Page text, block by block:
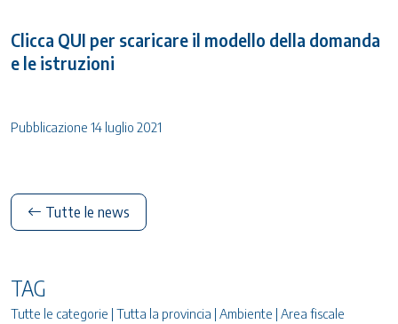
Clicca QUI per scaricare il modello della domanda
e le istruzioni
Pubblicazione 14 luglio 2021
Tutte le news
TAG
Tutte le categorie | Tutta la provincia | Ambiente | Area fiscale